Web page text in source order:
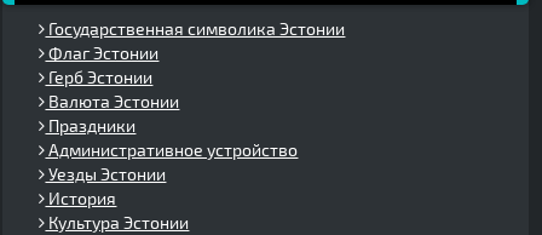
Государственная символика Эстонии
Флаг Эстонии
Герб Эстонии
Валюта Эстонии
Праздники
Административное устройство
Уезды Эстонии
История
Культура Эстонии